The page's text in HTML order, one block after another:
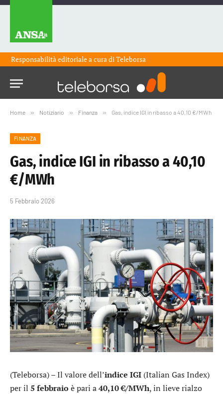
Responsabilità editoriale a cura diTeleborsa
Home » Notiziario » Finanza » Gas, indice IGI in ribasso a 40,10 €/MWh
FINANZA
Gas, indice IGI in ribasso a 40,10
€/MWh
5 Febbraio 2026
(Teleborsa) – Il valore dell’indice IGI (Italian Gas Index)
per il 5 febbraio è pari a40,10 €/MWh, in lieve rialzo